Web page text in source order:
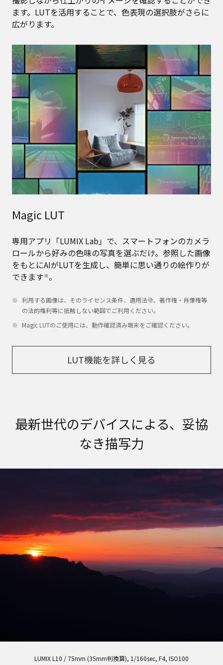
ます。LUTを活用することで、色表現の選択肢がさらに
広がります。
Magic LUT
専用アプリ「LUMIX Lab」で、スマートフォンのカメラ
ロールから好みの色味の写真を選ぶだけ。参照した画像
をもとにAIがLUTを生成し、簡単に思い通りの絵作りが
できます※。
利用する画像は、そのライセンス条件、適用法令、著作権・肖像権等
の法的権利等に抵触しない範囲でご利用ください。
Magic LUTのご使用には、動作確認済み端末をご確認ください。
LUT機能を詳しく見る
最新世代のデバイスによる、妥協
なき描写力
LUMIX L10 / 75mm (35mm判換算), 1/160sec, F4, ISO100